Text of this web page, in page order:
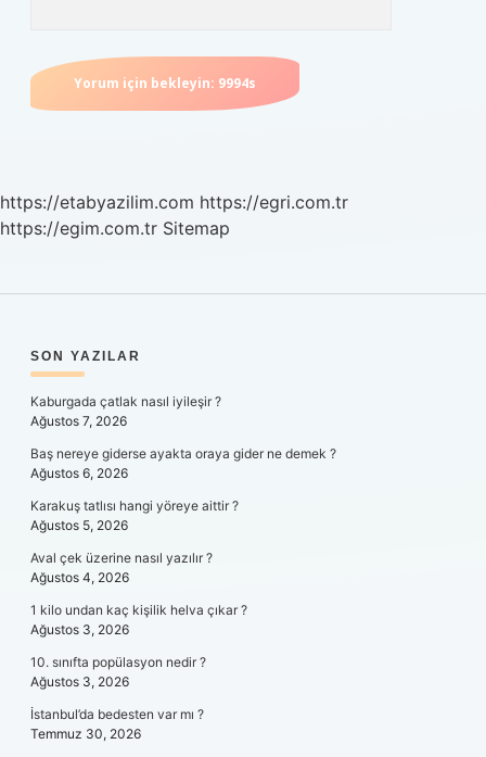
https://etabyazilim.com https://egri.com.tr
https://egim.com.tr Sitemap
SIDEBAR
SON YAZILAR
Kaburgada çatlak nasıl iyileşir ?
Ağustos 7, 2026
Baş nereye giderse ayakta oraya gider ne demek ?
Ağustos 6, 2026
Karakuş tatlısı hangi yöreye aittir ?
Ağustos 5, 2026
Aval çek üzerine nasıl yazılır ?
Ağustos 4, 2026
1 kilo undan kaç kişilik helva çıkar ?
Ağustos 3, 2026
10. sınıfta popülasyon nedir ?
Ağustos 3, 2026
İstanbul’da bedesten var mı ?
Temmuz 30, 2026